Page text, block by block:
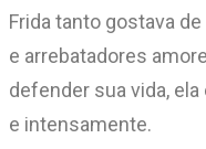
Frida tanto gostava
e arrebatadores
defender sua vida,
e intensamente.